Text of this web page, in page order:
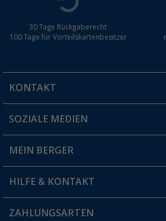
30 Tage Rückgaberecht
100 Tage für Vorteilskartenbesitzer
KONTAKT
Du hast eine Frage?
Filiale finden
SOZIALE MEDIEN
MEIN BERGER
Vorteilskarte
Blog
HILFE & KONTAKT
FAQ & Kontakt
ZAHLUNGSARTEN